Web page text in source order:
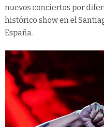
nuevos conciertos por
histórico show en el
España.